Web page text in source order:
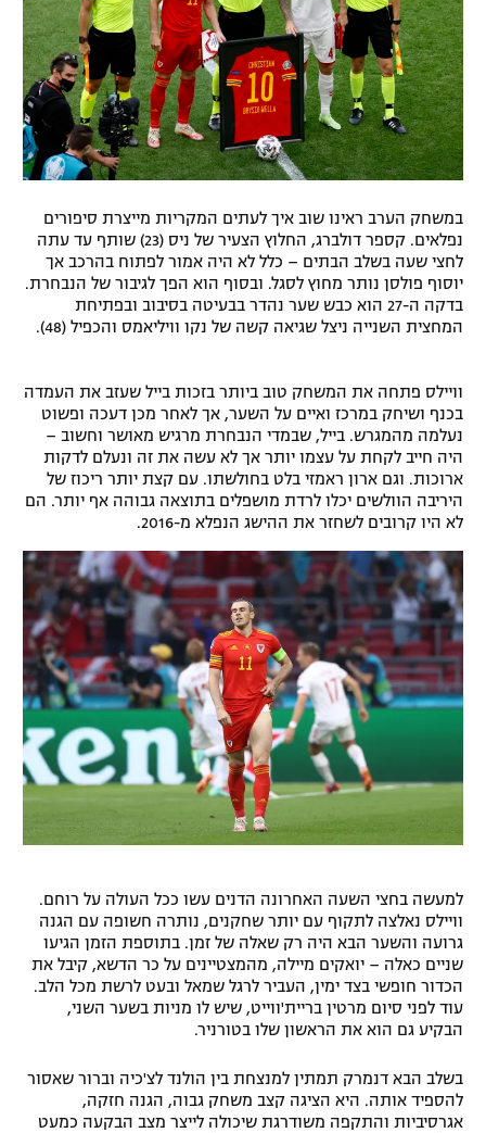
המגזין
במשחק הערב ראינו שוב איך לעתים המקריות מייצרת סיפורים
נפלאים. קספר דולברג, החלוץ הצעיר של ניס (23) שותף עד עתה
לחצי שעה בשלב הבתים – כלל לא היה אמור לפתוח בהרכב אך
יוסוף פולסן נותר מחוץ לסגל. ובסוף הוא הפך לגיבור של הנבחרת.
בדקה ה-27 הוא כבש שער נהדר בבעיטה בסיבוב ובפתיחת
המחצית השנייה ניצל שגיאה קשה של נקו וויליאמס והכפיל (48).
וויילס פתחה את המשחק טוב ביותר בזכות בייל שעזב את העמדה
בכנף ושיחק במרכז ואיים על השער, אך לאחר מכן דעכה ופשוט
נעלמה מהמגרש. בייל, שבמדי הנבחרת מרגיש מאושר וחשוב –
היה חייב לקחת על עצמו יותר אך לא עשה את זה ונעלם לדקות
ארוכות. וגם ארון ראמזי בלט בחולשתו. עם קצת יותר ריכוז של
היריבה הוולשים יכלו לרדת מושפלים בתוצאה גבוהה אף יותר. הם
לא היו קרובים לשחזר את ההישג הנפלא מ-2016.
למעשה בחצי השעה האחרונה הדנים עשו ככל העולה על רוחם.
וויילס נאלצה לתקוף עם יותר שחקנים, נותרה חשופה עם הגנה
גרועה והשער הבא היה רק שאלה של זמן. בתוספת הזמן הגיעו
שניים כאלה – יואקים מיילה, מהמצטיינים על כר הדשא, קיבל את
הכדור חופשי בצד ימין, העביר לרגל שמאל ובעט לרשת מכל הלב.
עוד לפני סיום מרטין בריית'ווייט, שיש לו מניות בשער השני,
הבקיע גם הוא את הראשון שלו בטורניר.
בשלב הבא דנמרק תמתין למנצחת בין הולנד לצ'כיה וברור שאסור
להספיד אותה. היא הציגה קצב משחק גבוה, הגנה חזקה,
אגרסיביות והתקפה משודרגת שיכולה לייצר מצב הבקעה כמעט